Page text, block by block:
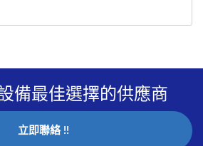
備最佳選擇的供應商
立即聯絡 !!